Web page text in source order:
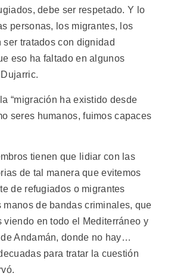
debe ser respetado. Y lo
personas, los migrantes, los
ser tratados con dignidad
eso ha faltado en algunos
“migración ha existido desde
seres humanos, fuimos capaces
tienen que lidiar con las
de tal manera que evitemos
de refugiados o migrantes
manos de bandas criminales, que
viendo en todo el Mediterráneo y
Andamán, donde no hay…
para tratar la cuestión